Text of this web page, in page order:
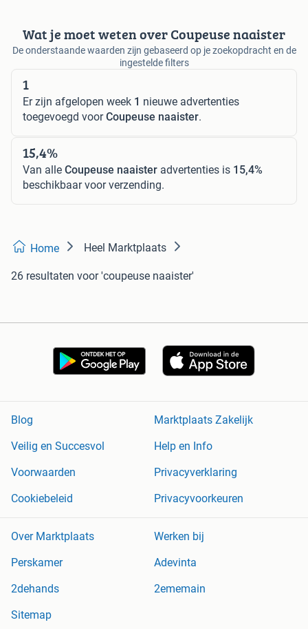
Wat je moet weten over Coupeuse naaister
De onderstaande waarden zijn gebaseerd op je zoekopdracht en de
ingestelde filters
1
Er zijn afgelopen week 1 nieuwe advertenties
toegevoegd voorCoupeuse naaister.
15,4%
Van alle Coupeuse naaister advertenties is 15,4%
beschikbaar voor verzending.
Home Heel Marktplaats
26 resultaten voor 'coupeuse naaister'
Blog
Marktplaats Zakelijk
Veilig en Succesvol
Help en Info
Voorwaarden
Privacyverklaring
Cookiebeleid
Privacyvoorkeuren
Over Marktplaats
Werken bij
Perskamer
Adevinta
2dehands
2ememain
Sitemap